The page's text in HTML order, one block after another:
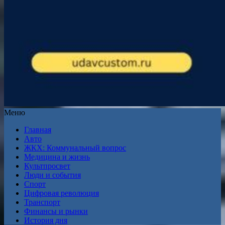
Меню
Главная
Авто
ЖКХ: Коммунальный вопрос
Медицина и жизнь
Культпросвет
Люди и события
Спорт
Цифровая революция
Транспорт
Финансы и рынки
История дня